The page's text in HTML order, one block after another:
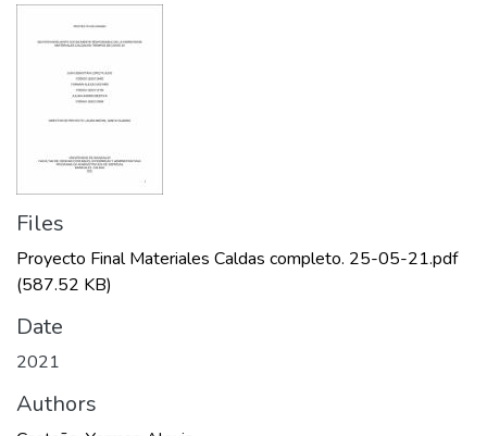
Files
Proyecto Final Materiales Caldas completo. 25-05-21.pdf
(587.52 KB)
Date
2021
Authors